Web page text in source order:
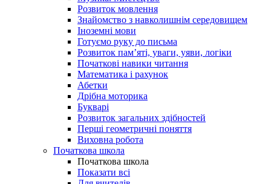
Розвиток мовлення
Знайомство з навколишнім середовищем
Іноземні мови
Готуємо руку до письма
Розвиток пам’яті, уваги, уяви, логіки
Початкові навики читання
Математика і рахунок
Абетки
Дрібна моторика
Букварі
Розвиток загальних здібностей
Перші геометричні поняття
Виховна робота
Початкова школа
Початкова школа
Показати всі